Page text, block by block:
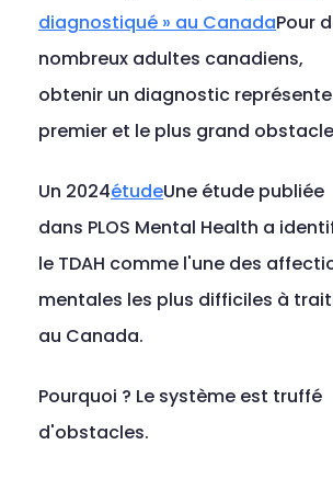
diagnostiqué » au CanadaPour
nombreux adultes canadiens,
obtenir un diagnostic
premier et le plus grand
Un 2024étudeUne étude publiée
dans PLOS Mental Health a
le TDAH comme l'une des
mentales les plus difficiles à
au Canada.
Pourquoi ? Le système est truffé
d'obstacles.